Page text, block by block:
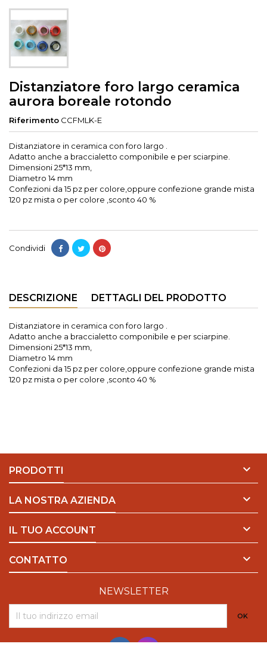
Distanziatore foro largo ceramica
aurora boreale rotondo
Riferimento CCFMLK-E
Distanziatore in ceramica con foro largo .
Adatto anche a braccialetto componibile e per sciarpine.
Dimensioni 25*13 mm,
Diametro 14 mm
Confezioni da 15 pz per colore,oppure confezione grande mista
120 pz mista o per colore ,sconto 40 %
Condividi
DESCRIZIONE DETTAGLI DEL PRODOTTO
Distanziatore in ceramica con foro largo .
Adatto anche a braccialetto componibile e per sciarpine.
Dimensioni 25*13 mm,
Diametro 14 mm
Confezioni da 15 pz per colore,oppure confezione grande mista
120 pz mista o per colore ,sconto 40 %
PRODOTTI 
LA NOSTRA AZIENDA 
IL TUO ACCOUNT 
CONTATTO 
NEWSLETTER